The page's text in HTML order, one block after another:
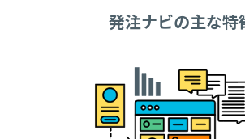
発注ナビの主な特